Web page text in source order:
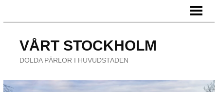
ÄTA UTE
VÅRT STOCKHOLM
DOLDA PÄRLOR I HUVUDSTADEN